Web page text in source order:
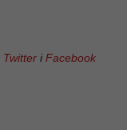
Twitter iFacebook